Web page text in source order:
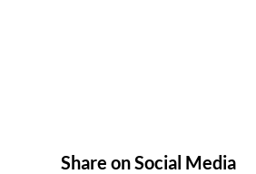
Share on Social Media